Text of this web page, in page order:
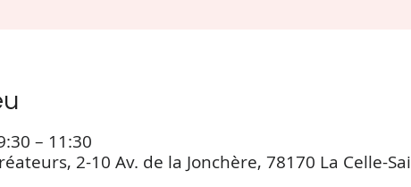
– 11:30
2-10 Av. de la Jonchère, 78170 La Celle-